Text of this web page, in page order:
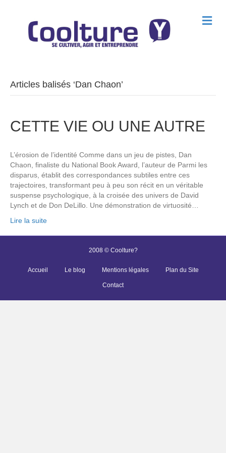
M
e
Articles balisés ‘Dan Chaon’
CETTE VIE OU UNE AUTRE
L’érosion de l’identité Comme dans un jeu de pistes, Dan
Chaon, finaliste du National Book Award, l’auteur de Parmi les
disparus, établit des correspondances subtiles entre ces
trajectoires, transformant peu à peu son récit en un véritable
suspense psychologique, à la croisée des univers de David
Lynch et de Don DeLillo. Une démonstration de virtuosité…
Lire la suite
2008 © Coolture?
Accueil Le blog Mentions légales Plan du Site
Contact